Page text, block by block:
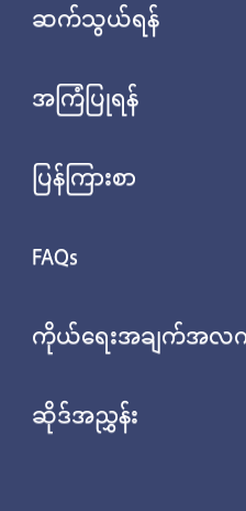
ဆက်သွယ်ရန်
အကြံပြုရန်
ပြန်ကြားစာ
FAQs
ကိုယ်ရေးအချက်အလက်
ဆိုဒ်အညွှန်း